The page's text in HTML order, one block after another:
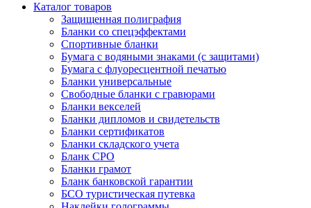
Каталог товаров
Защищенная полиграфия
Бланки со спецэффектами
Спортивные бланки
Бумага с водяными знаками (с защитами)
Бумага с флуоресцентной печатью
Бланки универсальные
Свободные бланки с гравюрами
Бланки векселей
Бланки дипломов и свидетельств
Бланки сертификатов
Бланки складского учета
Бланк СРО
Бланки грамот
Бланк банковской гарантии
БСО туристическая путевка